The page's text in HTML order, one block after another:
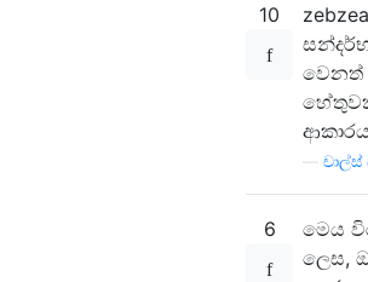
10
වෙනත්
චාල්ස්
6
මෙය
ලෙස,